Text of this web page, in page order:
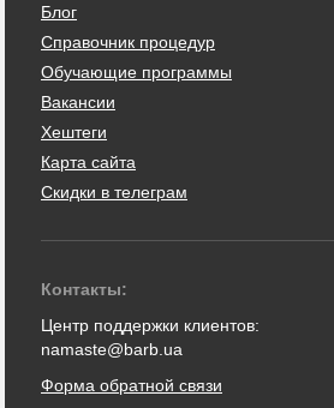
Блог
Справочник процедур
Обучающие программы
Вакансии
Хештеги
Карта сайта
Скидки в телеграм
Контакты:
Центр поддержки клиентов:
namaste@barb.ua
Форма обратной связи